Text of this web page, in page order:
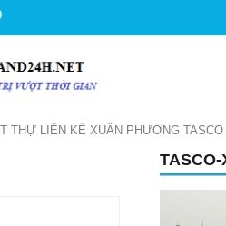
THỰ LIỀN KỀ XUÂN PHƯƠNG TASCO
TASCO-